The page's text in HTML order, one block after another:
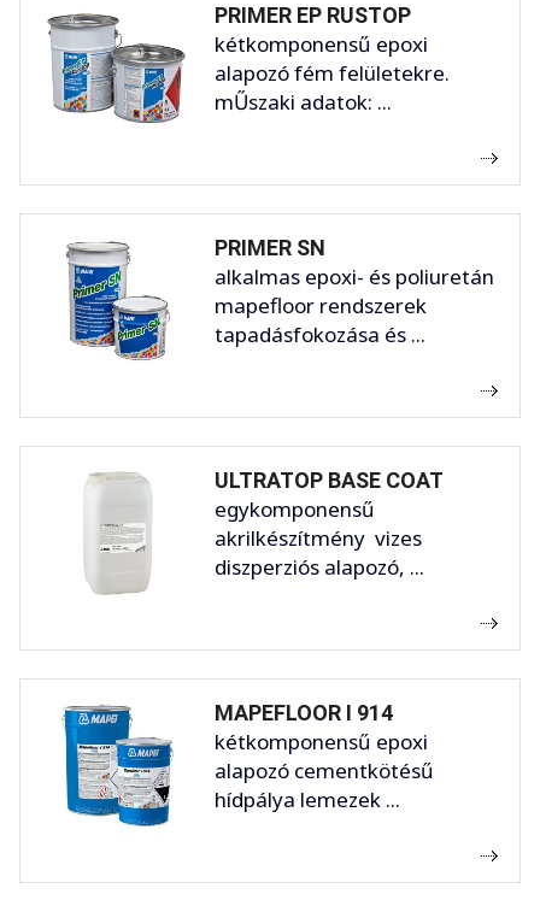
PRIMER EP RUSTOP
kétkomponensű epoxi
alapozó fém felületekre.
mŰszaki adatok: ...
PRIMER SN
alkalmas epoxi- és poliuretán
mapefloor rendszerek
tapadásfokozása és ...
ULTRATOP BASE COAT
egykomponensű
akrilkészítmény vizes
diszperziós alapozó, ...
MAPEFLOOR I 914
kétkomponensű epoxi
alapozó cementkötésű
hídpálya lemezek ...